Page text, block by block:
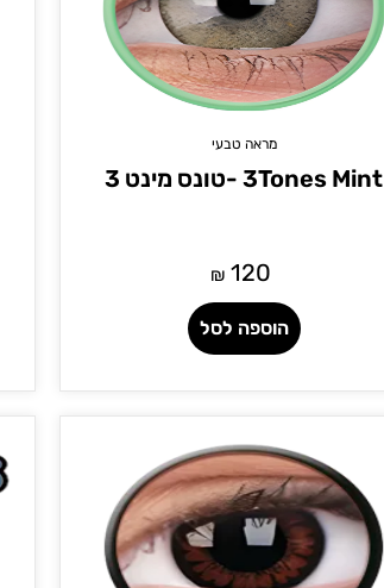
מראה טבעי
3Tones Mint -טונס מינט 3
120
₪
הוספה לסל